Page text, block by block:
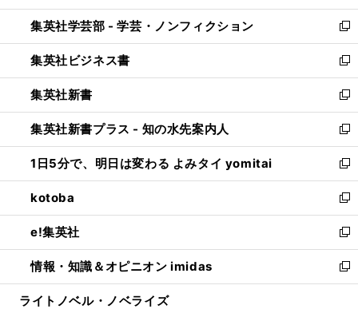
開
く
ウ
で
開
く
ン
ド
ウ
で
開
く
ウ
ィ
ン
ド
ウ
で
開
く
集英社学芸部 - 学芸・ノンフィクション
新
し
い
ウ
ィ
ン
ド
ウ
で
開
く
集英社ビジネス書
新
し
い
ウ
ィ
ン
ド
ウ
で
開
く
集英社新書
新
し
い
ウ
ィ
ン
ド
ウ
で
開
く
集英社新書プラス - 知の水先案内人
新
し
い
ウ
ィ
ン
ド
ウ
で
開
1日5分で、明日は変わる よみタイ yomitai
新
し
い
ウ
ィ
ン
ド
ウ
kotoba
新
し
い
ウ
ィ
ン
e!集英社
新
し
い
ウ
情報・知識＆オピニオン imidas
新
し
ライトノベル・ノベライズ